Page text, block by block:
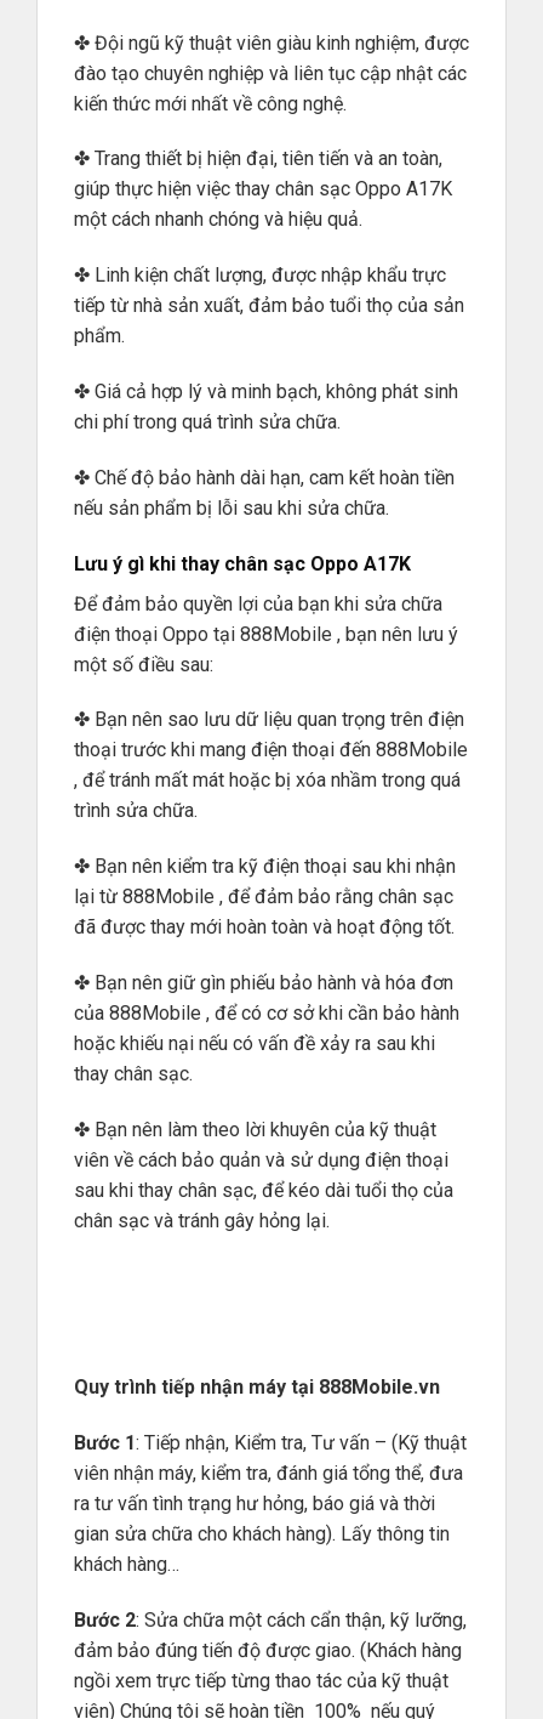
✤ Đội ngũ kỹ thuật viên giàu kinh nghiệm, được
đào tạo chuyên nghiệp và liên tục cập nhật các
kiến thức mới nhất về công nghệ.
✤ Trang thiết bị hiện đại, tiên tiến và an toàn,
giúp thực hiện việc thay chân sạc Oppo A17K
một cách nhanh chóng và hiệu quả.
✤ Linh kiện chất lượng, được nhập khẩu trực
tiếp từ nhà sản xuất, đảm bảo tuổi thọ của sản
phẩm.
✤ Giá cả hợp lý và minh bạch, không phát sinh
chi phí trong quá trình sửa chữa.
✤ Chế độ bảo hành dài hạn, cam kết hoàn tiền
nếu sản phẩm bị lỗi sau khi sửa chữa.
Lưu ý gì khi thay chân sạc Oppo A17K
Để đảm bảo quyền lợi của bạn khi sửa chữa
điện thoại Oppo tại 888Mobile , bạn nên lưu ý
một số điều sau:
✤ Bạn nên sao lưu dữ liệu quan trọng trên điện
thoại trước khi mang điện thoại đến 888Mobile
, để tránh mất mát hoặc bị xóa nhầm trong quá
trình sửa chữa.
✤ Bạn nên kiểm tra kỹ điện thoại sau khi nhận
lại từ 888Mobile , để đảm bảo rằng chân sạc
đã được thay mới hoàn toàn và hoạt động tốt.
✤ Bạn nên giữ gìn phiếu bảo hành và hóa đơn
của 888Mobile , để có cơ sở khi cần bảo hành
hoặc khiếu nại nếu có vấn đề xảy ra sau khi
thay chân sạc.
✤ Bạn nên làm theo lời khuyên của kỹ thuật
viên về cách bảo quản và sử dụng điện thoại
sau khi thay chân sạc, để kéo dài tuổi thọ của
chân sạc và tránh gây hỏng lại.
Quy trình tiếp nhận máy tại 888Mobile.vn
Bước 1: Tiếp nhận, Kiểm tra, Tư vấn – (Kỹ thuật
viên nhận máy, kiểm tra, đánh giá tổng thể, đưa
ra tư vấn tình trạng hư hỏng, báo giá và thời
gian sửa chữa cho khách hàng). Lấy thông tin
khách hàng…
Bước 2: Sửa chữa một cách cẩn thận, kỹ lưỡng,
đảm bảo đúng tiến độ được giao. (Khách hàng
ngồi xem trực tiếp từng thao tác của kỹ thuật
viên) Chúng tôi sẽ hoàn tiền 100% nếu quý